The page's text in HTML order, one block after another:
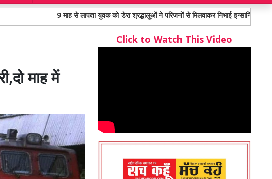
9 माह से लापता युवक को डेरा श्रद्धालुओं ने परिजनों से मिलवाकर निभाई इन्सानियत महंगाई
माह में
Click to Watch This Video